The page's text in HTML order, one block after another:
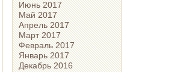
Июнь 2017
Май 2017
Апрель 2017
Март 2017
Февраль 2017
Январь 2017
Декабрь 2016